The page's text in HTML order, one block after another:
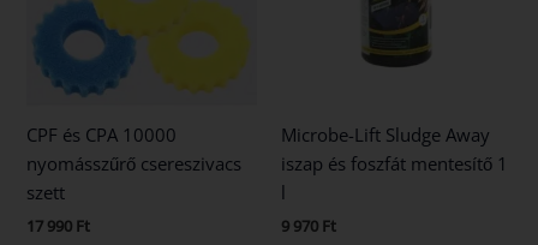
CPF és CPA 10000
nyomásszűrő csereszivacs
szett
17 990 Ft
Microbe-Lift Sludge Away
iszap és foszfát mentesítő 1
l
9 970 Ft